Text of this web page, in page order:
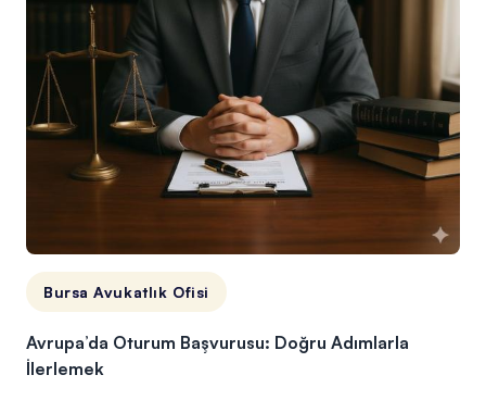
Bursa Avukatlık Ofisi
Avrupa’da Oturum Başvurusu: Doğru Adımlarla
İlerlemek